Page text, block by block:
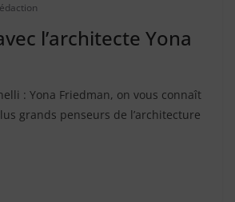
l’architecte Yona
: Yona Friedman, on vous connaît
grands penseurs de l’architecture